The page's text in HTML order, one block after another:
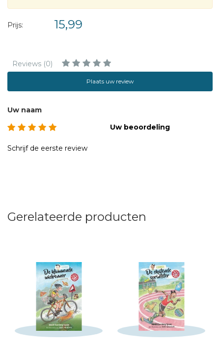
Prijs: 15,99
Reviews (0)
Plaats uw review
Uw naam
Uw beoordeling
Schrijf de eerste review
Gerelateerde producten